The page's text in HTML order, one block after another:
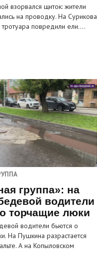
взорвался щиток: жители
на проводку. На Сурикова
повредили ели.…
группа»: на
водители
торчащие люки
водители бьются о
На Пушкина разрастается
А на Копыловском